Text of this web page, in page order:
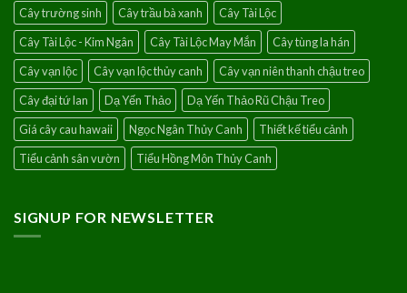
Cây trường sinh
Cây trầu bà xanh
Cây Tài Lộc
Cây Tài Lộc - Kim Ngân
Cây Tài Lộc May Mắn
Cây tùng la hán
Cây vạn lộc
Cây vạn lộc thủy canh
Cây vạn niên thanh chậu treo
Cây đại tứ lan
Dạ Yến Thảo
Dạ Yến Thảo Rũ Chậu Treo
Giá cây cau hawaii
Ngọc Ngân Thủy Canh
Thiết kế tiểu cảnh
Tiểu cảnh sân vườn
Tiểu Hồng Môn Thủy Canh
SIGNUP FOR NEWSLETTER